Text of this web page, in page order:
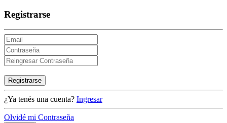
Registrarse
Registrarse
¿Ya tenés una cuenta? Ingresar
Olvidé mi Contraseña